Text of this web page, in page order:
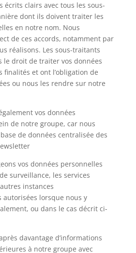
écrits clairs avec tous les sous-
dont ils doivent traiter les
en notre nom. Nous
de ces accords, notamment par
réalisons. Les sous-traitants
le droit de traiter vos données
finalités et ont l’obligation de
ou nous les rendre sur notre
vos données
de notre groupe, car nous
de données centralisée des
vos données personnelles
surveillance, les services
instances
autorisées lorsque nous y
ou dans le cas décrit ci-
davantage d’informations
à notre groupe avec